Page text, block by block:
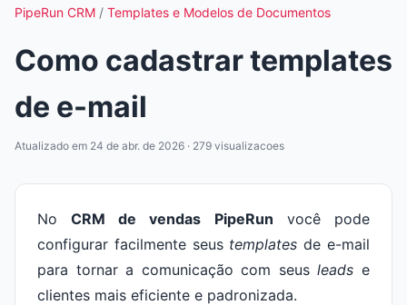
PipeRun CRM / Templates e Modelos de Documentos
Como cadastrar templates
de e-mail
Atualizado em 24 de abr. de 2026 · 279 visualizacoes
No CRM de vendas PipeRun você pode
configurar facilmente seus templates de e-mail
para tornar a comunicação com seusleads e
clientes mais eficiente e padronizada.